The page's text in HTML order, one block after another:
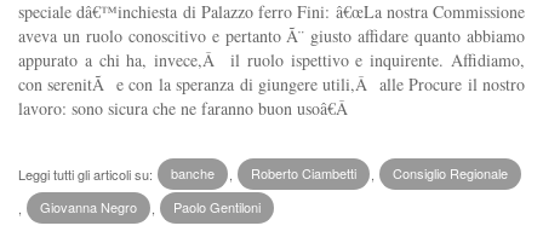
speciale dâ€™inchiesta di Palazzo ferro Fini: â€œLa nostra Commissione
aveva un ruolo conoscitivo e pertanto Ã¨ giusto affidare quanto abbiamo
appurato a chi ha, invece,Â il ruolo ispettivo e inquirente. Affidiamo,
con serenitÃ e con la speranza di giungere utili,Â alle Procure il nostro
lavoro: sono sicura che ne faranno buon usoâ€Â
Leggi tutti gli articoli su: banche Roberto Ciambetti
Consiglio Regionale
Giovanna Negro Paolo Gentiloni